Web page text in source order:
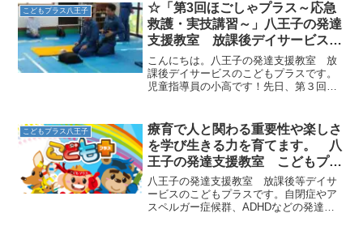
と言われています。その症状は慢性的な
疲労感や吐き気や腹痛、発...
こどもプラス八王子
☆「第3回ほごしゃプラス～応急
救護・実技講習～」八王子の発達
支援教室 放課後デイサービスの
こどもプラス
こんにちは。八王子の発達支援教室 放
課後デイサービスのこどもプラスです。
児童指導員の小高です！先日、第３回目
頂き、チャイルドブレイン東浅川教室に
て、保護者の方々も一緒に...
こどもプラス八王子
療育で人と関わる重要性や楽しさ
を学び生きる力を育てます。 八
王子の発達支援教室 こどもプラ
スの放課後等デイサービス
八王子の発達支援教室 放課後等デイサ
ービスのこどもプラスです。自閉症やア
スペルガー症候群、ADHDなどの発達障